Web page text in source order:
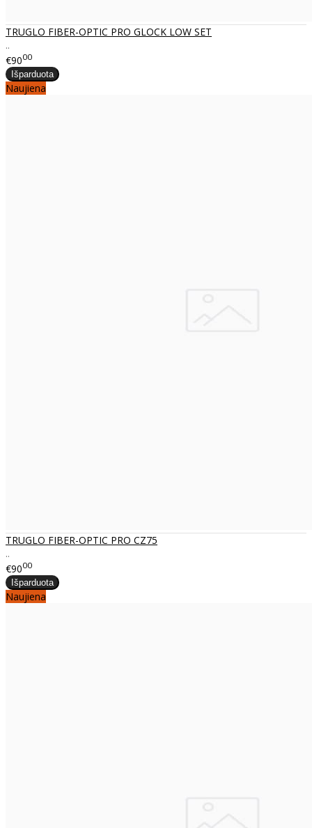
TRUGLO FIBER-OPTIC PRO GLOCK LOW SET
..
€9000
Naujiena
TRUGLO FIBER-OPTIC PRO CZ75
..
€9000
Naujiena